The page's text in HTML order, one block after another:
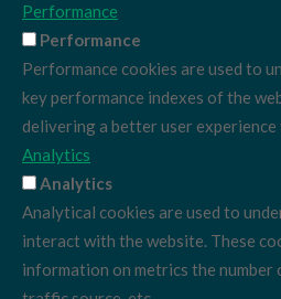
Performance
Performance
Performance cookies are used to
key performance indexes of the
delivering a better user
Analytics
Analytics
Analytical cookies are used to
interact with the website. These
information on metrics the